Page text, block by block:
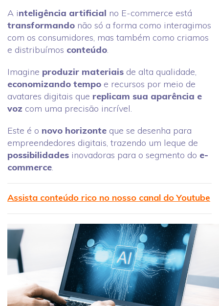
A inteligência artificial no E-commerce está
transformando não só a forma como interagimos
com os consumidores, mas também como criamos
e distribuímos conteúdo.
Imagine produzir materiais de alta qualidade,
economizando tempo e recursos por meio de
avatares digitais que replicam sua aparência e
voz com uma precisão incrível.
Este é o novo horizonte que se desenha para
empreendedores digitais, trazendo um leque de
possibilidades inovadoras para o segmento do e-
commerce.
Assista conteúdo rico no nosso canal do Youtube